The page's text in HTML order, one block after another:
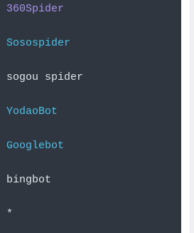
360Spider
Sosospider
sogou spider
YodaoBot
Googlebot
bingbot
*